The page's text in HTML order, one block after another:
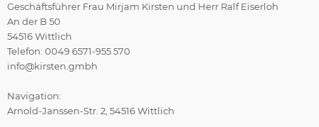
Geschäftsführer Frau Mirjam Kirsten und Herr Ralf Eiserloh
An der B 50
54516 Wittlich
Telefon: 0049 6571-955 570
info@kirsten.gmbh
Navigation:
Arnold-Janssen-Str. 2, 54516 Wittlich